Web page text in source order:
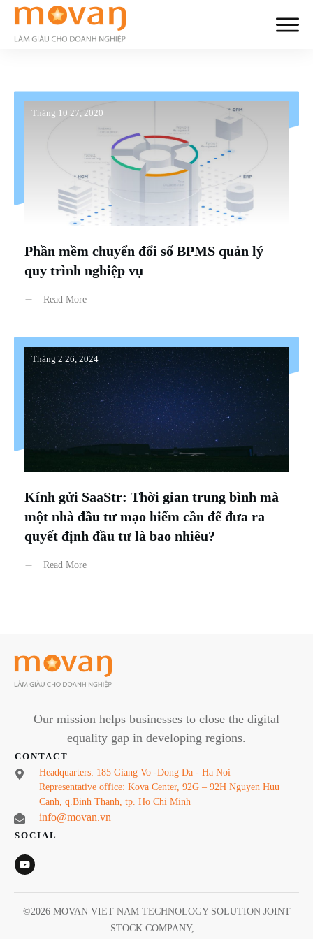
Tháng 10 27, 2020
Phần mềm chuyển đổi số BPMS quản lý
quy trình nghiệp vụ
Read More
Tháng 2 26, 2024
Kính gửi SaaStr: Thời gian trung bình mà
một nhà đầu tư mạo hiểm cần để đưa ra
quyết định đầu tư là bao nhiêu?
Read More
Our mission helps businesses to close the digital
equality gap in developing regions.
CONTACT
Headquarters: 185 Giang Vo -Dong Da - Ha Noi
Representative office: Kova Center, 92G – 92H Nguyen Huu
Canh, q.Binh Thanh, tp. Ho Chi Minh
info@movan.vn
SOCIAL
©2026 MOVAN VIET NAM TECHNOLOGY SOLUTION JOINT
STOCK COMPANY,